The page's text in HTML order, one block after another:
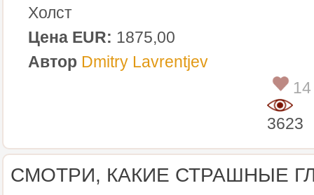
Холст
Цена EUR: 1875,00
Автор Dmitry Lavrentjev
14
3623